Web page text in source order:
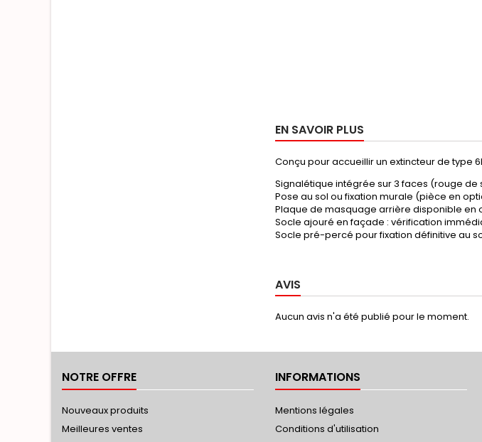
EN SAVOIR PLUS
Conçu pour accueillir un extincteur de type
Signalétique intégrée sur 3 faces (rouge
Pose au sol ou fixation murale (pièce en
Plaque de masquage arrière disponible en
Socle ajouré en façade : vérification
Socle pré-percé pour fixation définitive au
AVIS
Aucun avis n'a été publié pour le moment.
NOTRE OFFRE
Nouveaux produits
Meilleures ventes
INFORMATIONS
Mentions légales
Conditions d'utilisation